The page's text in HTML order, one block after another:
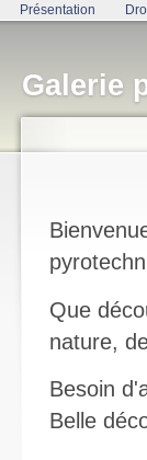
Présentation
Galerie
Que
nature,
Besoin
Belle